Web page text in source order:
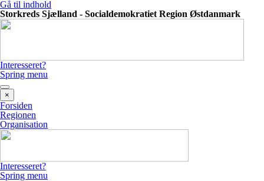
Gå til indhold
Storkreds Sjælland - Socialdemokratiet Region Østdanmark
Interesseret?
Spring menu
×
Forsiden
Regionen
Organisation
Interesseret?
Spring menu